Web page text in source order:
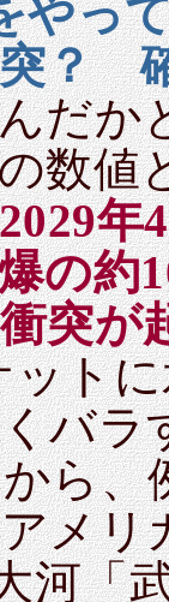
やっ
？
だか
数値
年
の約
突が
ット
バラ
ら、
メリ
河「